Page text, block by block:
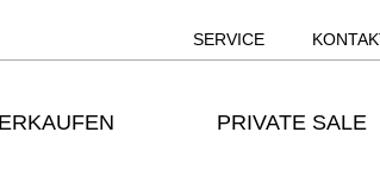
SERVICE
PRIVATE SALE